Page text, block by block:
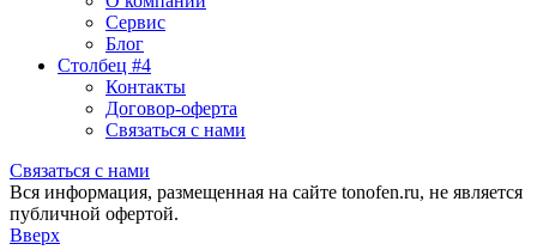
Сервис
Блог
Столбец #4
Контакты
Договор-оферта
Связаться с нами
Связаться с нами
Вся информация, размещенная на сайте tonofen.ru, не является
публичной офертой.
Вверх